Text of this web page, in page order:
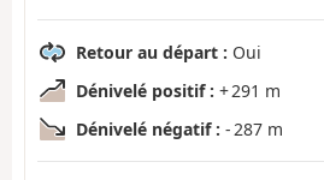
Retour au départ : Oui
Dénivelé positif : + 291 m
Dénivelé négatif : - 287 m